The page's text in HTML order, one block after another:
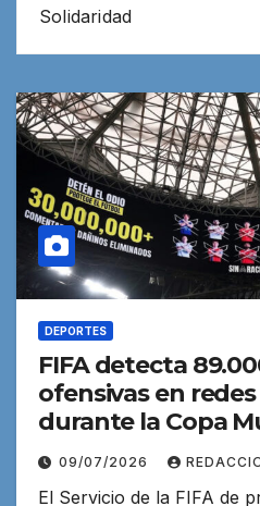
Solidaridad
DEPORTES
FIFA detecta
ofensivas en redes
durante la Copa
2026™, 10%
09/07/2026
El Servicio de la FIFA de